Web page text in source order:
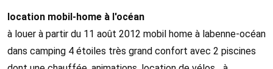
location mobil-home à l'océan
à louer à partir du 11 août 2012 mobil home à labenne-océan
dans camping 4 étoiles très grand confort avec 2 piscines